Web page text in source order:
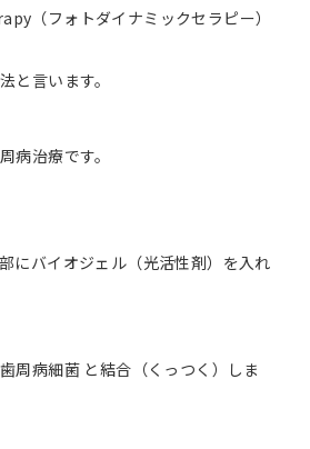
（フォトダイナミックセラピー）
と言います。
病治療です。
にバイオジェル（光活性剤）を入れ
周病細菌 と結合（くっつく）しま